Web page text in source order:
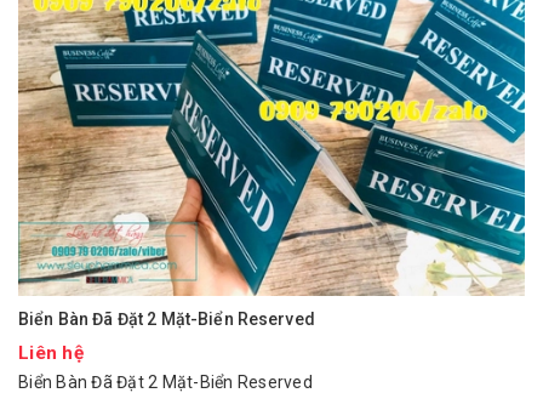
Biển Bàn Đã Đặt 2 Mặt-Biển Reserved
Liên hệ
Biển Bàn Đã Đặt 2 Mặt-Biển Reserved